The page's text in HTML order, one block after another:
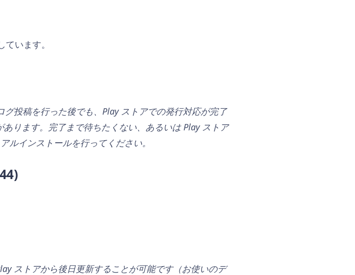
います。
投稿を行った後でも、Play ストアでの発行対応が完了
ります。完了まで待ちたくない、あるいは Play ストア
ルインストールを行ってください。
ストアから後日更新することが可能です（お使いのデ